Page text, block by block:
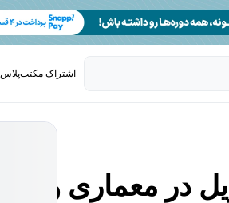
اشتراک مکتب‌پلاس
در معماری و